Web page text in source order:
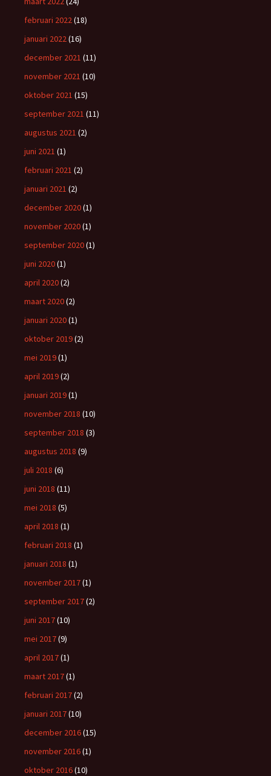
februari 2022(18)
januari 2022(16)
december 2021 (11)
november 2021 (10)
oktober 2021 (15)
september 2021 (11)
augustus 2021 (2)
juni 2021 (1)
februari 2021 (2)
januari 2021 (2)
december 2020(1)
november 2020(1)
september 2020(1)
juni 2020(1)
april 2020(2)
maart 2020(2)
januari 2020(1)
oktober 2019(2)
mei 2019(1)
april 2019(2)
januari 2019(1)
november 2018 (10)
september 2018 (3)
augustus 2018 (9)
juli 2018 (6)
juni 2018 (11)
mei 2018 (5)
april 2018 (1)
februari 2018 (1)
januari 2018 (1)
november 2017(1)
september 2017(2)
juni 2017(10)
mei 2017(9)
april 2017(1)
maart 2017(1)
februari 2017(2)
januari 2017(10)
december 2016(15)
november 2016(1)
oktober 2016(10)